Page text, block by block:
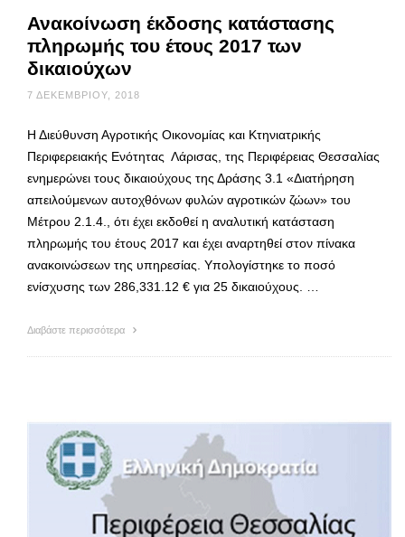
Ανακοίνωση έκδοσης κατάστασης
πληρωμής του έτους 2017 των
δικαιούχων
7 ΔΕΚΕΜΒΡΊΟΥ, 2018
Η Διεύθυνση Αγροτικής Οικονομίας και Κτηνιατρικής
Περιφερειακής Ενότητας Λάρισας, της Περιφέρειας Θεσσαλίας
ενημερώνει τους δικαιούχους της Δράσης 3.1 «Διατήρηση
απειλούμενων αυτοχθόνων φυλών αγροτικών ζώων» του
Μέτρου 2.1.4., ότι έχει εκδοθεί η αναλυτική κατάσταση
πληρωμής του έτους 2017 και έχει αναρτηθεί στον πίνακα
ανακοινώσεων της υπηρεσίας. Υπολογίστηκε το ποσό
ενίσχυσης των 286,331.12 € για 25 δικαιούχους. …
Διαβάστε περισσότερα